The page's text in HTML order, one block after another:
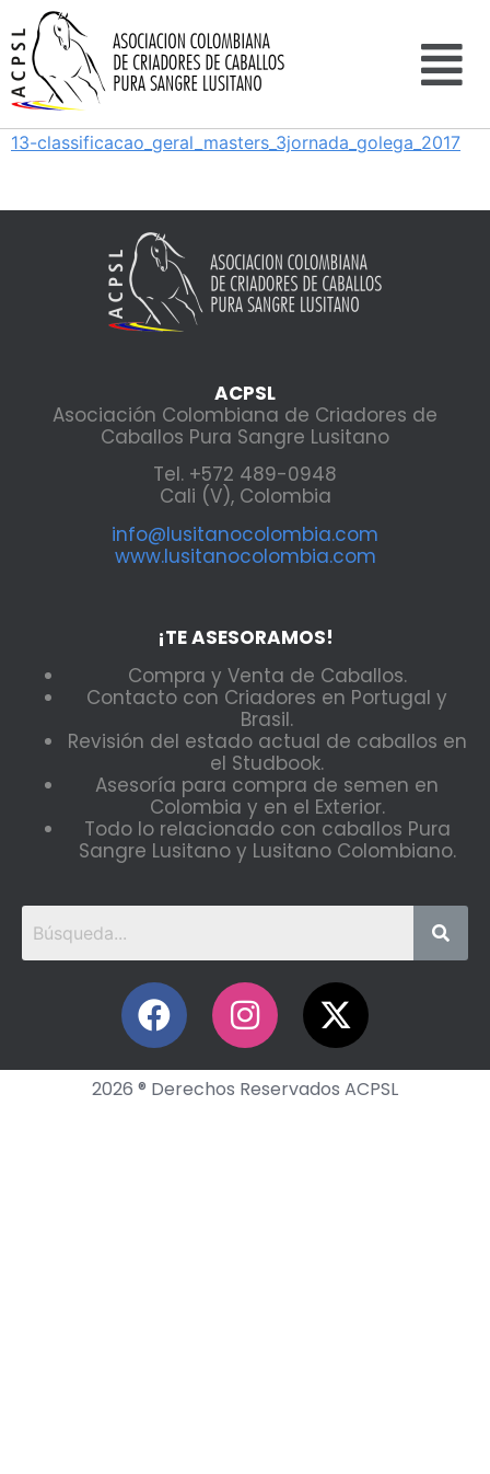
13-classificacao_geral_masters_3jornada_golega_2017
ACPSL
Asociación Colombiana de Criadores de
Caballos Pura Sangre Lusitano
Tel. +572 489-0948
Cali (V), Colombia
info@lusitanocolombia.com
www.lusitanocolombia.com
¡TE ASESORAMOS!
Compra y Venta de Caballos.
Contacto con Criadores en Portugal y
Brasil.
Revisión del estado actual de caballos en
el Studbook.
Asesoría para compra de semen en
Colombia y en el Exterior.
Todo lo relacionado con caballos Pura
Sangre Lusitano y Lusitano Colombiano.
2026 ® Derechos Reservados ACPSL